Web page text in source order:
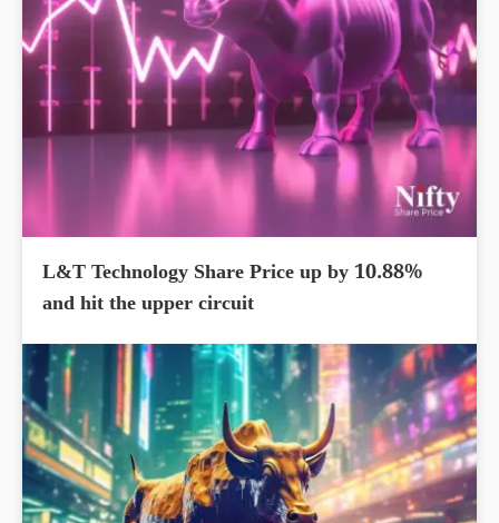
L&T Technology Share Price up by 10.88%
and hit the upper circuit